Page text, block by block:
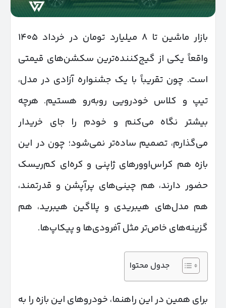
بازار ماشین تا ۸ میلیارد تومان در خرداد ۱۴۰۵
واقعاً یکی از گیج‌کننده‌ترین سکشن‌های قیمتی
است. چون تقریباً با یک جشنواره آزادی در مدل،
تیپ و کلاس خودرویی روبه‌رو هستیم. هرچه
بیشتر نگاه می‌کنم و خودم را جای خریدار
می‌گذارم، تصمیم ساده‌تر نمی‌شود؛ چون در این
بازه هم کراس‌اوورهای ژاپنی و کره‌ای کم‌ریسک
حضور دارند، هم چینی‌های پرآپشن و قدرتمند،
هم مدل‌های هیبریدی و پلاگین هیبرید، هم
گزینه‌های خاص‌تر مثل آفرودی‌ها و پیکاپ‌ها.
جدول محتوا
برای همین در این راهنما، خودروهای این بازه را به